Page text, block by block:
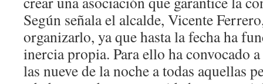
Según señala el alcalde, Vicente
organizarlo, ya que hasta la fecha ha
inercia propia. Para ello ha convocado
las nueve de la noche a todas aquellas